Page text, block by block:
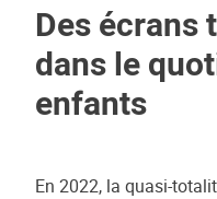
Des écrans
dans le
enfants
En 2022, la quasi-